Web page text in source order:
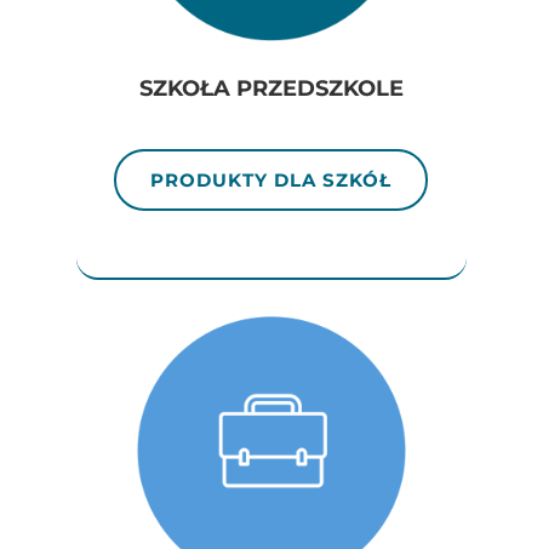
SZKOŁA PRZEDSZKOLE
PRODUKTY DLA SZKÓŁ